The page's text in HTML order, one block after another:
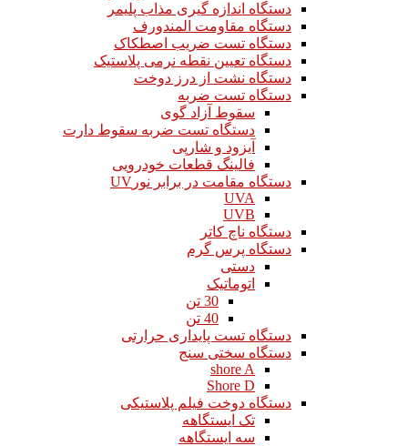
دستگاه اندازه گیری مذاب پلیمر
دستگاه مقاومت المندورف
دستگاه تست ضریب اصطکاک
دستگاه تعیین نقطه نرمی پلاستیک
دستگاه نشت از درز دوخت
دستگاه تست ضربه
سقوط آزاد گوی
دستگاه تست ضربه سقوط دارت
آیزود و شارپی
فالینگ قطعات خودرویی
دستگاه مقامت در برابر نورUV
UVA
UVB
دستگاه ناچ کاتر
دستگاه پرس گرم
دستی
اتوماتیک
30 تن
40 تن
دستگاه تست پایداری حرارتی
دستگاه سختی سنج
shore A
Shore D
دستگاه دوخت فیلم پلاستیکی
تک ایستگاهه
سه ایستگاهه